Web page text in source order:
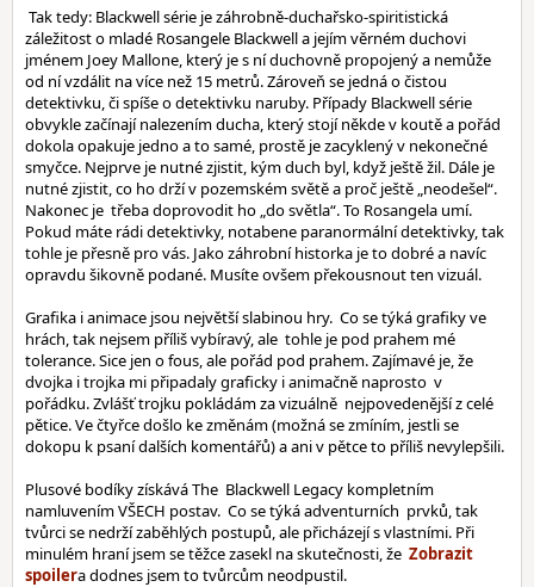
Tak tedy: Blackwell série je záhrobně-duchařsko-spiritistická
záležitost o mladé Rosangele Blackwell a jejím věrném duchovi
jménem Joey Mallone, který je s ní duchovně propojený a nemůže
od ní vzdálit na více než 15 metrů. Zároveň se jedná o čistou
detektivku, či spíše o detektivku naruby. Případy Blackwell série
obvykle začínají nalezením ducha, který stojí někde v koutě a pořád
dokola opakuje jedno a to samé, prostě je zacyklený v nekonečné
smyčce. Nejprve je nutné zjistit, kým duch byl, když ještě žil. Dále je
nutné zjistit, co ho drží v pozemském světě a proč ještě „neodešel“.
Nakonec je třeba doprovodit ho „do světla“. To Rosangela umí.
Pokud máte rádi detektivky, notabene paranormální detektivky, tak
tohle je přesně pro vás. Jako záhrobní historka je to dobré a navíc
opravdu šikovně podané. Musíte ovšem překousnout ten vizuál.
Grafika i animace jsou největší slabinou hry. Co se týká grafiky ve
hrách, tak nejsem příliš vybíravý, ale tohle je pod prahem mé
tolerance. Sice jen o fous, ale pořád pod prahem. Zajímavé je, že
dvojka i trojka mi připadaly graficky i animačně naprosto v
pořádku. Zvlášť trojku pokládám za vizuálně nejpovedenější z celé
pětice. Ve čtyřce došlo ke změnám (možná se zmíním, jestli se
dokopu k psaní dalších komentářů) a ani v pětce to příliš nevylepšili.
Plusové bodíky získává The Blackwell Legacy kompletním
namluvením VŠECH postav. Co se týká adventurních prvků, tak
tvůrci se nedrží zaběhlých postupů, ale přicházejí s vlastními. Při
minulém hraní jsem se těžce zasekl na skutečnosti, že
a dodnes jsem to tvůrcům neodpustil.